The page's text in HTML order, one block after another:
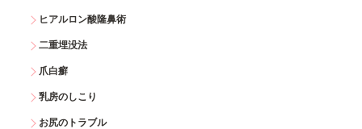
ヒアルロン酸隆鼻術
二重埋没法
爪白癬
乳房のしこり
お尻のトラブル